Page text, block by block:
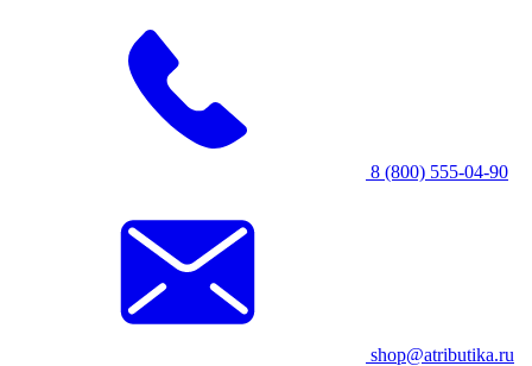
8 (800) 555-04-90
shop@atributika.ru